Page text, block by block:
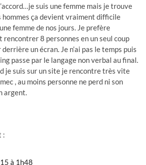
suis une femme mais je trouve
hommes ça devient vraiment difficile
femme de nos jours. Je prefère
rencontrer 8 personnes en un seul coup
un écran. Je n’ai pas le temps puis
passe par le langage non verbal au final.
je suis sur un site je rencontre très vite
, au moins personne ne perd ni son
argent.
:
à 1h48